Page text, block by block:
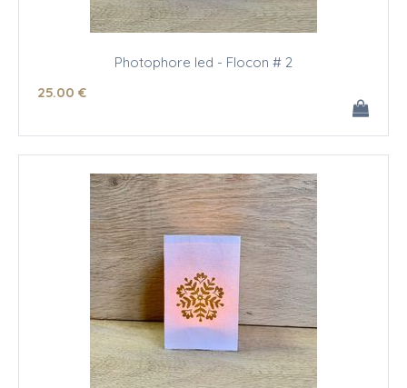
Photophore led - Flocon # 2
25.00 €